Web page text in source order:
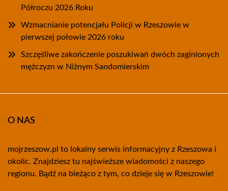
Półroczu 2026 Roku
Wzmacnianie potencjału Policji w Rzeszowie w
pierwszej połowie 2026 roku
Szczęśliwe zakończenie poszukiwań dwóch zaginionych
mężczyzn w Niżnym Sandomierskim
O NAS
mojrzeszow.pl to lokalny serwis informacyjny z Rzeszowa i
okolic. Znajdziesz tu najświeższe wiadomości z naszego
regionu. Bądź na bieżąco z tym, co dzieje się w Rzeszowie!